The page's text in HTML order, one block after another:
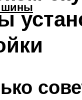
шины